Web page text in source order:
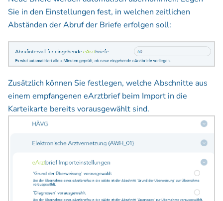
Sie in den Einstellungen fest, in welchen zeitlichen
Abständen der Abruf der Briefe erfolgen soll:
Zusätzlich können Sie festlegen, welche Abschnitte aus
einem empfangenen eArztbrief beim Import in die
Karteikarte bereits vorausgewählt sind.